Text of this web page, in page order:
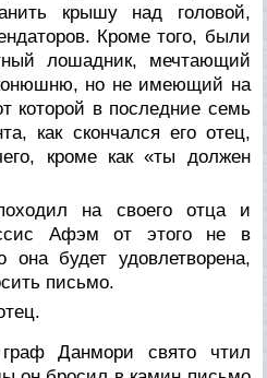
крышу над головой,
Кроме того, были
лошадник, мечтающий
но не имеющий на
которой в последние семь
как скончался его отец,
кроме как «ты должен
на своего отца и
Афэм от этого не в
она будет удовлетворена,
письмо.
Данмори свято чтил